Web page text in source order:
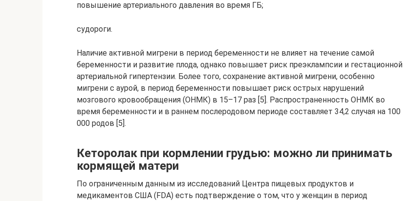
повышение артериального давления во время ГБ;
судороги.
Наличие активной мигрени в период беременности не влияет на течение самой
беременности и развитие плода, однако повышает риск преэклампсии и гестационной
артериальной гипертензии. Более того, сохранение активной мигрени, особенно
мигрени с аурой, в период беременности повышает риск острых нарушений
мозгового кровообращения (ОНМК) в 15–17 раз [5]. Распространенность ОНМК во
время беременности и в раннем послеродовом периоде составляет 34,2 случая на 100
000 родов [5].
Кеторолак при кормлении грудью: можно ли принимать
кормящей матери
По ограниченным данным из исследований Центра пищевых продуктов и
медикаментов США (FDA) есть подтверждение о том, что у женщин в период